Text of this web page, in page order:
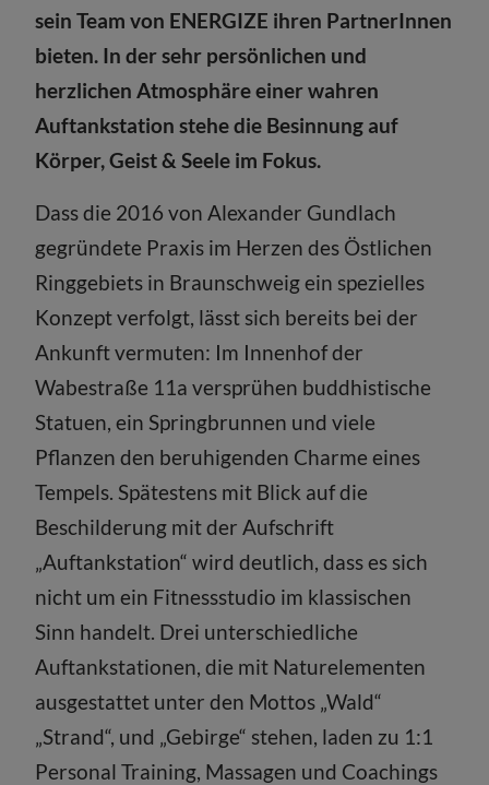
sein Team von ENERGIZE ihren PartnerInnen
bieten. In der sehr persönlichen und
herzlichen Atmosphäre einer wahren
Auftankstation stehe die Besinnung auf
Körper, Geist & Seele im Fokus.
Dass die 2016 von Alexander Gundlach
gegründete Praxis im Herzen des Östlichen
Ringgebiets in Braunschweig ein spezielles
Konzept verfolgt, lässt sich bereits bei der
Ankunft vermuten: Im Innenhof der
Wabestraße 11a versprühen buddhistische
Statuen, ein Springbrunnen und viele
Pflanzen den beruhigenden Charme eines
Tempels. Spätestens mit Blick auf die
Beschilderung mit der Aufschrift
„Auftankstation“ wird deutlich, dass es sich
nicht um ein Fitnessstudio im klassischen
Sinn handelt. Drei unterschiedliche
Auftankstationen, die mit Naturelementen
ausgestattet unter den Mottos „Wald“
„Strand“, und „Gebirge“ stehen, laden zu 1:1
Personal Training, Massagen und Coachings